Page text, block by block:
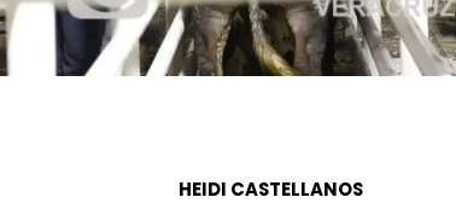
HEIDI CASTELLANOS